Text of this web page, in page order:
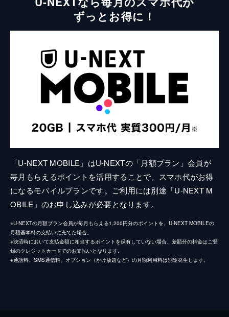
ずっとお得に！
「U-NEXT MOBILE」はU-NEXTの「月額プラン」会員が
毎月もらえるポイントを活用することで、スマホ代がお得
になるモバイルプランです。ご利用には別途「U-NEXT M
OBILE」のお申し込みが必要となります。
※U-NEXTの月額プラン会員が毎月もらえる1,200円分のポイントを、U-NEXT MOBILEの
月額基本料の支払いに充てた場合。
※決済時において支払金額に相当するポイントを保有していない場合、差額分の料金はご登
録のクレジットカードでのお支払いとなります。
※通話料、SMS通信料、オプション（かけ放題など）の月額利用料は別途発生します。